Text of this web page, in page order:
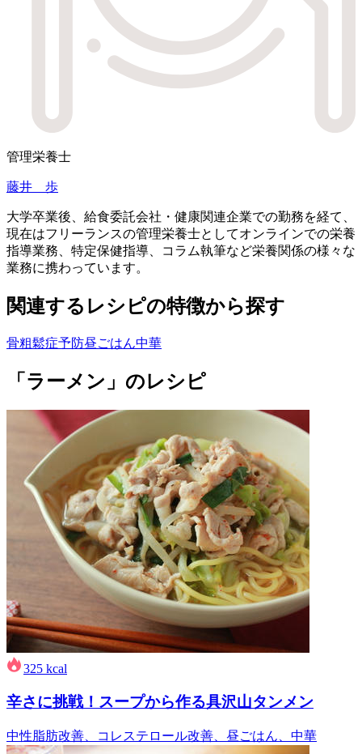
管理栄養士
藤井 歩
大学卒業後、給食委託会社・健康関連企業での勤務を経て、
現在はフリーランスの管理栄養士としてオンラインでの栄養
指導業務、特定保健指導、コラム執筆など栄養関係の様々な
業務に携わっています。
関連するレシピの特徴から探す
骨粗鬆症予防昼ごはん中華
「ラーメン」のレシピ
325 kcal
辛さに挑戦！スープから作る具沢山タンメン
中性脂肪改善、コレステロール改善、昼ごはん、中華